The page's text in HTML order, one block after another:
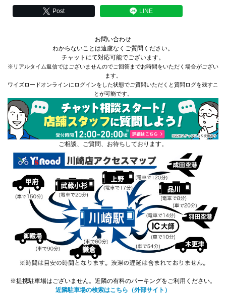
Post LINE
お問い合わせ
わからないことは遠慮なくご質問ください。
チャットにて対応可能でございます。
※リアルタイム返信ではございませんのでご回答までお時間をいただく場合がござい
ます。
ワイズロードオンラインにログインをした状態でご質問いただくと質問ログを残すこ
とが可能です。
ご相談、ご質問、お待ちしております。
※提携駐車場はございません。近隣の有料のパーキングをご利用ください。
近隣駐車場の検索はこちら（外部サイト）